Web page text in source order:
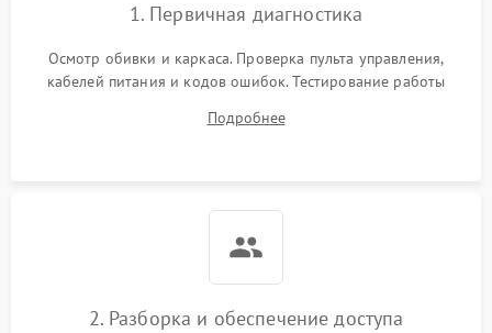
1. Первичная диагностика
Осмотр обивки и каркаса. Проверка пульта управления,
кабелей питания и кодов ошибок. Тестирование работы
в разных режимах для выявления неисправных зон и
Подробнее
2. Разборка и обеспечение доступа